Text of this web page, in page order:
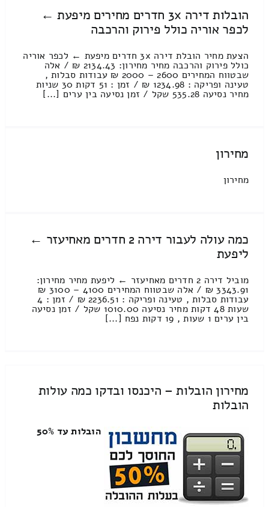
הובלות דירה 3x חדרים מחירים מיפעת ←
לכפר אוריה כולל פירוק והרכבה
הצעת מחיר הובלת דירה 3x חדרים מיפעת ← לכפר אוריה
כולל פירוק והרכבה מחיר מחירון: 2134.43 ₪ / אלה
שבטווח המחירים 2600 – 2000 ₪ עבודות סבלות ,
טעינה ופריקה : 1234.98 ₪ / זמן : 51 דקות 30 שניות
מחיר נסיעה 535.28 שקל / זמן נסיעה בין ערים [...]
מחירון
מחירון
כמה עולה לעבור דירה 2 חדרים מאחיעזר ←
ליפעת
מוביל דירה 2 חדרים מאחיעזר ← ליפעת מחיר מחירון:
3343.91 ₪ / אלה שבטווח המחירים 4100 – 3100 ₪
עבודות סבלות , טעינה ופריקה : 2236.51 ₪ / זמן : 4
שעות 48 דקות מחיר נסיעה 1010.00 שקל / זמן נסיעה
בין ערים 1 שעות , 19 דקות נפח [...]
מחירון הובלות – היכנסו ובדקו כמה עולות
הובלות
הובלות עד 50%